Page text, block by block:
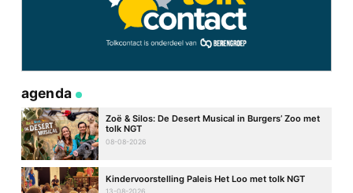
agenda
Zoë & Silos: De Desert Musical in Burgers’ Zoo met
tolk NGT
08-08-2026
Kindervoorstelling Paleis Het Loo met tolk NGT
13-08-2026